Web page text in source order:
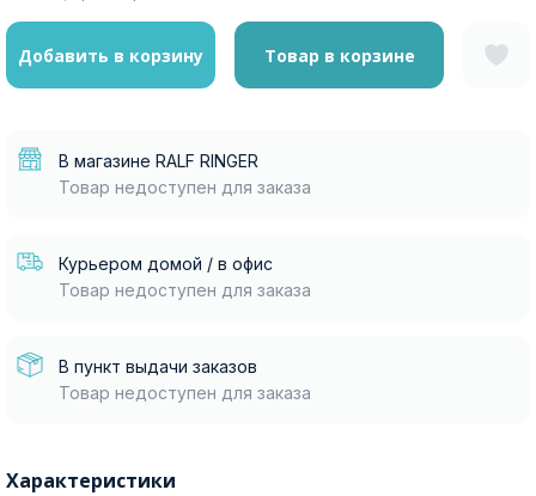
Добавить в корзину Товар в корзине
В магазине RALF RINGER
Товар недоступен для заказа
Курьером домой / в офис
Товар недоступен для заказа
В пункт выдачи заказов
Товар недоступен для заказа
Характеристики